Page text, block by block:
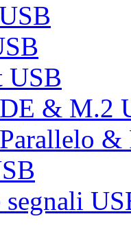
USB
& M.2
&
segnali